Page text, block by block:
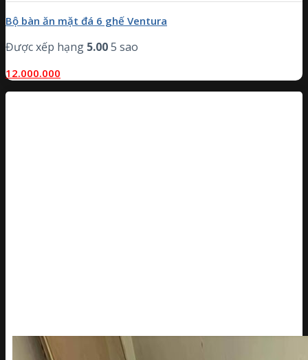
Bộ bàn ăn mặt đá 6 ghế Ventura
Được xếp hạng 5.005 sao
12.000.000